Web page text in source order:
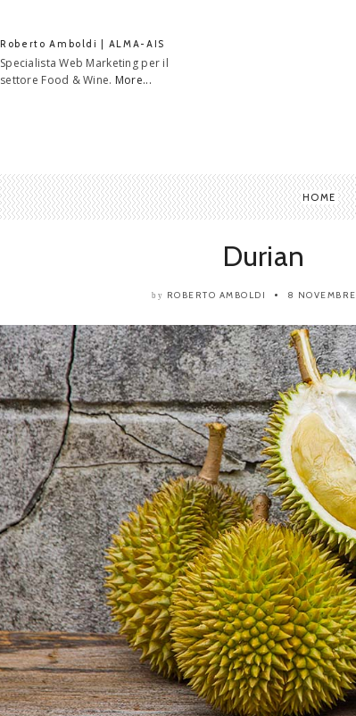
Roberto Amboldi | ALMA-AIS
Specialista Web Marketing per il
settore Food & Wine. More...
HOME
Durian
by ROBERTO AMBOLDI 8 NOVEMBRE